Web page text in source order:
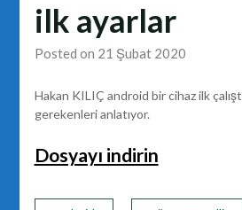
ilk ayarlar
Posted on 21 Şubat 2020
Hakan KILIÇ android bir cihaz ilk
gerekenleri anlatıyor.
Dosyayı indirin